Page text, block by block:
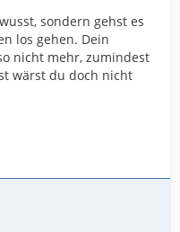
sondern gehst es
los gehen. Dein
nicht mehr, zumindest
wärst du doch nicht